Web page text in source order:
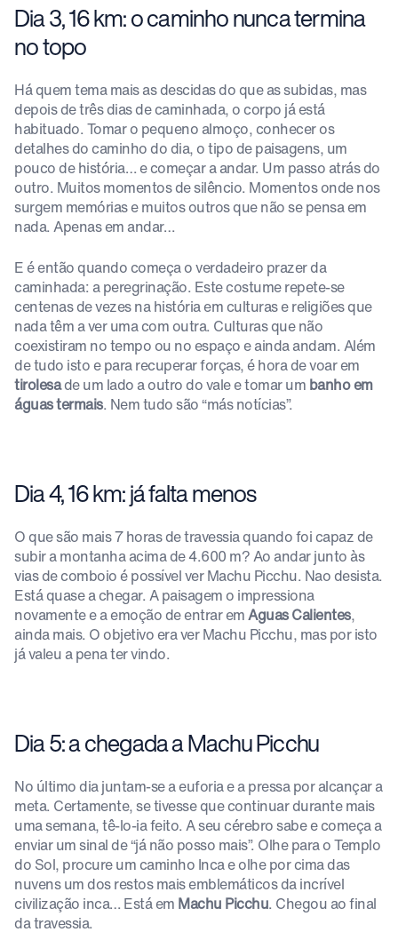
Dia 3, 16 km: o caminho nunca termina
no topo
Há quem tema mais as descidas do que as subidas, mas
depois de três dias de caminhada, o corpo já está
habituado. Tomar o pequeno almoço, conhecer os
detalhes do caminho do dia, o tipo de paisagens, um
pouco de história… e começar a andar. Um passo atrás do
outro. Muitos momentos de silêncio. Momentos onde nos
surgem memórias e muitos outros que não se pensa em
nada. Apenas em andar…
E é então quando começa o verdadeiro prazer da
caminhada: a peregrinação. Este costume repete-se
centenas de vezes na história em culturas e religiões que
nada têm a ver uma com outra. Culturas que não
coexistiram no tempo ou no espaço e ainda andam. Além
de tudo isto e para recuperar forças, é hora de voar em
tirolesade um lado a outro do vale e tomar um banho em
águas termais. Nem tudo são “más notícias”.
Dia 4, 16 km: já falta menos
O que são mais 7 horas de travessia quando foi capaz de
subir a montanha acima de 4.600 m? Ao andar junto às
vias de comboio é possível ver Machu Picchu. Nao desista.
Está quase a chegar. A paisagem o impressiona
novamente e a emoção de entrar emAguas Calientes,
ainda mais. O objetivo era ver Machu Picchu, mas por isto
já valeu a pena ter vindo.
Dia 5: a chegada a Machu Picchu
No último dia juntam-se a euforia e a pressa por alcançar a
meta. Certamente, se tivesse que continuar durante mais
uma semana, tê-lo-ia feito. A seu cérebro sabe e começa a
enviar um sinal de “já não posso mais”. Olhe para o Templo
do Sol, procure um caminho Inca e olhe por cima das
nuvens um dos restos mais emblemáticos da incrível
civilização inca… Está em Machu Picchu. Chegou ao final
da travessia.